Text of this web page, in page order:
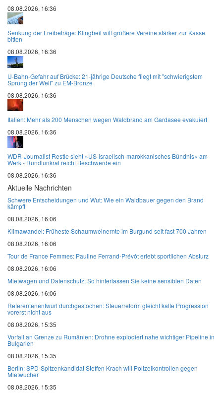
08.08.2026, 16:36
Senkung der Freibeträge: Klingbeil will größere Vereine stärker zur Kasse
bitten
08.08.2026, 16:36
U-Bahn-Gefahr auf Brücke: 21-jährige Deutsche fliegt mit "schwierigstem
Sprung der Welt" zu EM-Bronze
08.08.2026, 16:36
Italien: Mehr als 200 Menschen wegen Waldbrand am Gardasee evakuiert
08.08.2026, 16:36
WDR-Journalist Restle sieht »US-israelisch-marokkanisches Bündnis« am
Werk - Rundfunkrat reicht Beschwerde ein
08.08.2026, 16:36
Aktuelle Nachrichten
Schwere Entscheidungen und Wut: Wie ein Waldbauer gegen den Brand
kämpft
08.08.2026, 16:06
Klimawandel: Früheste Schaumweinernte im Burgund seit fast 700 Jahren
08.08.2026, 16:06
Tour de France Femmes: Pauline Ferrand-Prévôt erlebt sportlichen Absturz
08.08.2026, 16:06
Mietwagen und Datenschutz: So hinterlassen Sie keine sensiblen Daten
08.08.2026, 16:06
Referentenentwurf durchgestochen: Steuerreform gleicht kalte Progression
vorerst nicht aus
08.08.2026, 15:35
Vorfall an Grenze zu Rumänien: Drohne explodiert nahe wichtiger Pipeline in
Bulgarien
08.08.2026, 15:35
Berlin: SPD-Spitzenkandidat Steffen Krach will Polizeikontrollen gegen
Mietwucher
08.08.2026, 15:35